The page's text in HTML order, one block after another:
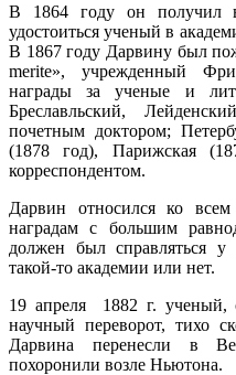
В 1864 году он получил
удостоиться ученый в
В 1867 году Дарвину был
merite», учрежденный
награды за ученые и
Бреславльский,
почетным доктором;
(1878 год), Парижская
корреспондентом.
Дарвин относился ко
наградам с большим
должен был справляться
такой-то академии или нет.
19 апреля 1882 г. ученый,
научный переворот, тихо
Дарвина перенесли в
похоронили возле Ньютона.